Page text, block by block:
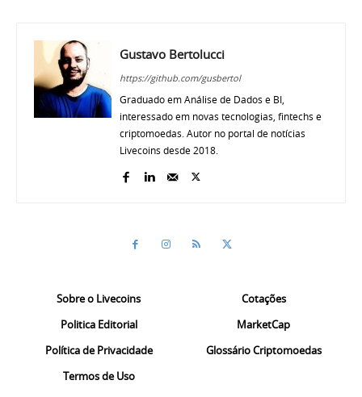
Gustavo Bertolucci
https://github.com/gusbertol
Graduado em Análise de Dados e BI,
interessado em novas tecnologias, fintechs e
criptomoedas. Autor no portal de notícias
Livecoins desde 2018.
Sobre o Livecoins
Politica Editorial
Política de Privacidade
Termos de Uso
Cotações
MarketCap
Glossário Criptomoedas